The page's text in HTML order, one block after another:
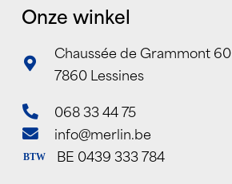
Onze winkel
Chaussée de Grammont 60
7860 Lessines
068 33 44 75
info@merlin.be
BTW BE 0439 333 784